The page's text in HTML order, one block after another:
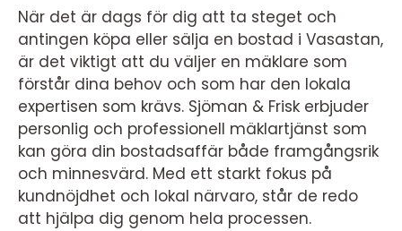
När det är dags för dig att ta steget och
antingen köpa eller sälja en bostad i Vasastan,
är det viktigt att du väljer en mäklare som
förstår dina behov och som har den lokala
expertisen som krävs. Sjöman & Frisk erbjuder
personlig och professionell mäklartjänst som
kan göra din bostadsaffär både framgångsrik
och minnesvärd. Med ett starkt fokus på
kundnöjdhet och lokal närvaro, står de redo
att hjälpa dig genom hela processen.